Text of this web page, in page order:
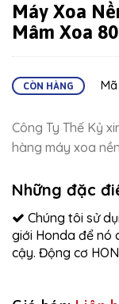
Máy Xoa
Mâm Xoa
CÒN HÀNG
Công Ty Thế Kỷ
hàng máy xoa
Những đặc
Chúng tôi sử
giới Honda để nó
cậy. Động cơ